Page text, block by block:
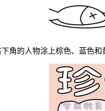
的人物涂上棕色、蓝色和